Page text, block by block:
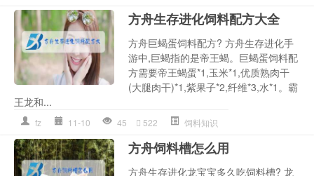
方舟生存进化饲料配方大全
方舟巨蝎蛋饲料配方? 方舟生存进化手
游中,巨蝎指的是帝王蝎。巨蝎蛋饲料配
方需要帝王蝎蛋*1,玉米*1,优质熟肉干
(大腿肉干)*1,紫果子*2,纤维*3,水*1。霸
王龙和...
fz 11-10 45 522 饲料知识
方舟饲料槽怎么用
方舟生存进化龙宝宝多久吃饲料槽? 龙